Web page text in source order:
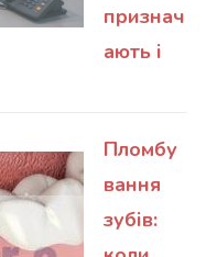
признач
ають і
Пломбу
вання
зубів: